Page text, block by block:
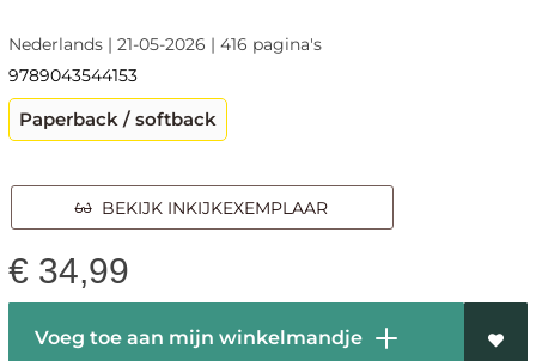
Nederlands | 21-05-2026 | 416 pagina's
9789043544153
Paperback / softback
BEKIJK INKIJKEXEMPLAAR
€ 34,99
Voeg toe aan mijn winkelmandje